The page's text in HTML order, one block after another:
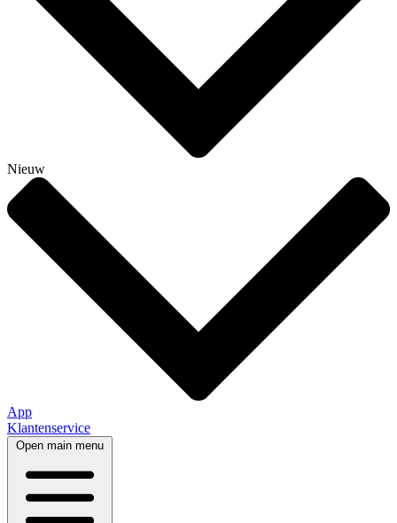
Nieuw
App
Klantenservice
Open main menu